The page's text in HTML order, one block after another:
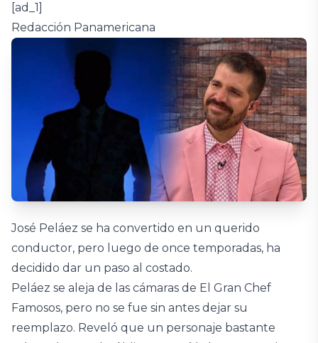
[ad_1]
Redacción Panamericana
José Peláez se ha convertido en un querido
conductor, pero luego de once temporadas, ha
decidido dar un paso al costado.
Peláez se aleja de las cámaras de El Gran Chef
Famosos, pero no se fue sin antes dejar su
reemplazo. Reveló que un personaje bastante